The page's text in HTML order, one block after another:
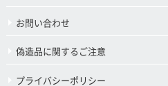
お問い合わせ
偽造品に関するご注意
プライバシーポリシー